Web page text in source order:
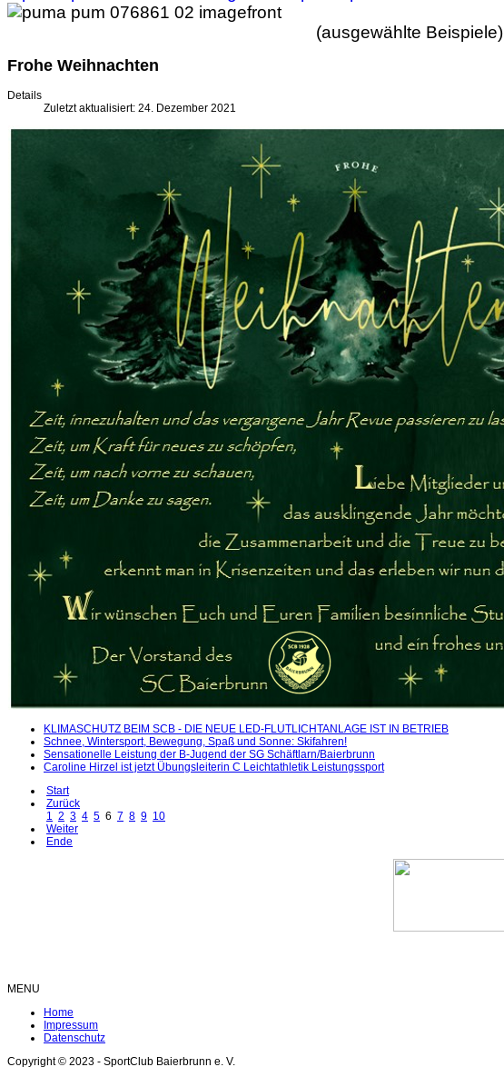
(ausgewählte Beispiele)
Frohe Weihnachten
Details
Zuletzt aktualisiert: 24. Dezember 2021
KLIMASCHUTZ BEIM SCB - DIE NEUE LED-FLUTLICHTANLAGE IST IN BETRIEB
Schnee, Wintersport, Bewegung, Spaß und Sonne: Skifahren!
Sensationelle Leistung der B-Jugend der SG Schäftlarn/Baierbrunn
Caroline Hirzel ist jetzt Übungsleiterin C Leichtathletik Leistungssport
Start
Zurück
1
2 3 4 5 6 7 8 9 10
Weiter
Ende
MENU
Home
Impressum
Datenschutz
Copyright © 2023 - SportClub Baierbrunn e. V.